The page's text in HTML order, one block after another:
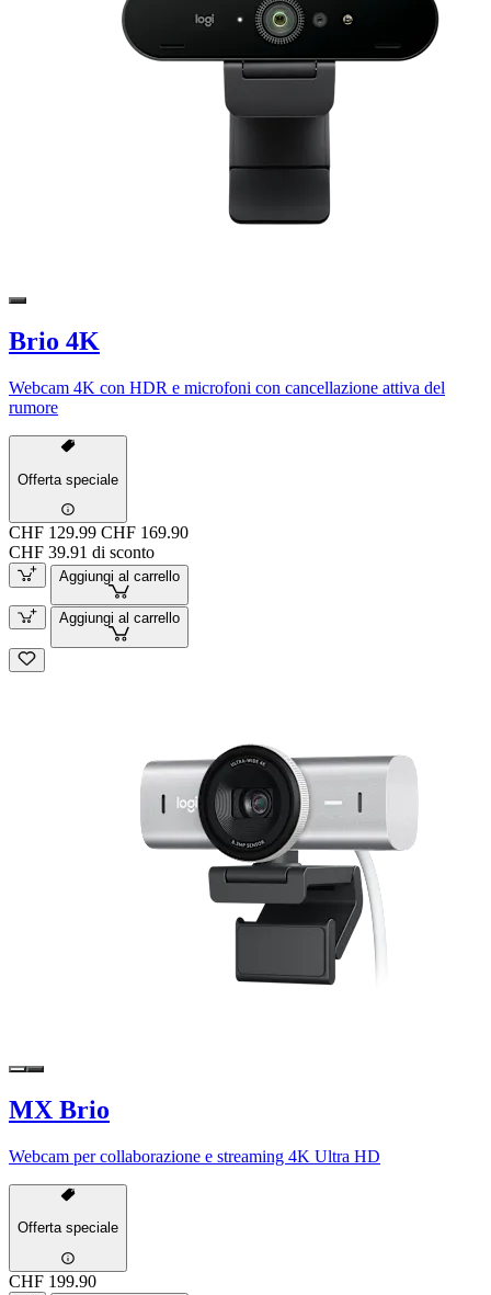
Brio 4K
Webcam 4K con HDR e microfoni con cancellazione attiva del
rumore
Offerta speciale
CHF 129.99 CHF 169.90
CHF 39.91 di sconto
Aggiungi al carrello
Aggiungi al carrello
MX Brio
Webcam per collaborazione e streaming 4K Ultra HD
Offerta speciale
CHF 199.90